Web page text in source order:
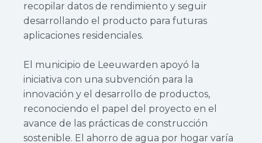
recopilar datos de rendimiento y seguir
desarrollando el producto para futuras
aplicaciones residenciales.
El municipio de Leeuwarden apoyó la
iniciativa con una subvención para la
innovación y el desarrollo de productos,
reconociendo el papel del proyecto en el
avance de las prácticas de construcción
sostenible. El ahorro de agua por hogar varía